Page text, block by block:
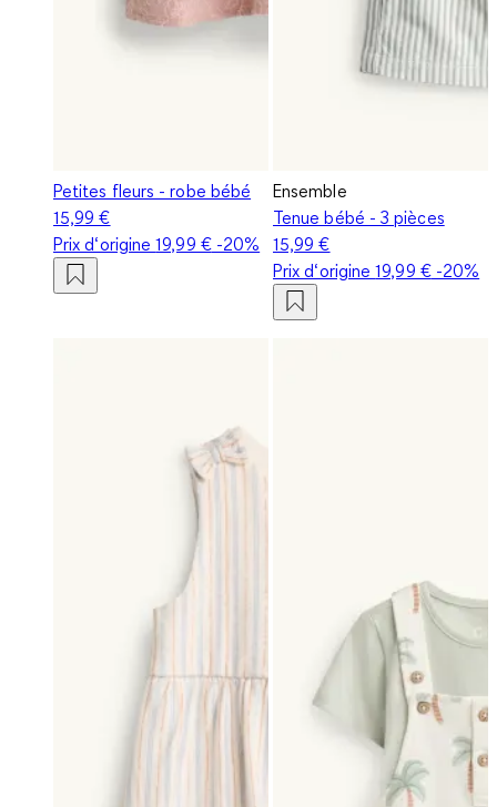
Petites fleurs - robe bébé
15,99 €
Prix d‘origine19,99 €-20%
Ensemble
Tenue bébé - 3 pièces
15,99 €
Prix d‘origine19,99 €-20%